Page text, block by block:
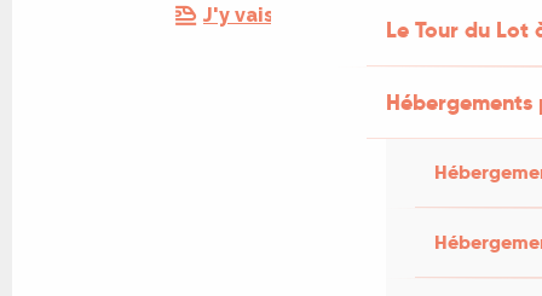
Le Tour du Lot
J'y vais en train !